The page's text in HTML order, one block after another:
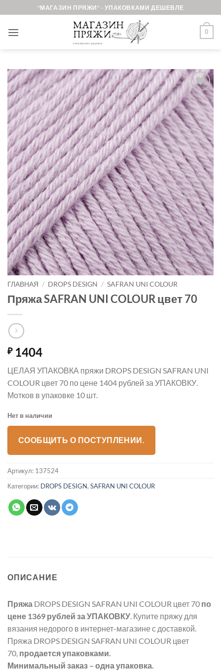
to
content
"МАГАЗИН ПРЯЖИ" - УПАКОВКАМИ ДЕШЕВЛЕ
0
Добавить в
избранное.
ГЛАВНАЯ / DROPS DESIGN / SAFRAN UNI COLOUR
Пряжа SAFRAN UNI COLOUR цвет 70
₽1404
ЦЕЛАЯ УПАКОВКА пряжи DROPS DESIGN SAFRAN UNI
COLOUR цвет 70 по цене 1404 рублей за УПАКОВКУ.
Мотков в упаковке 10 шт.
Нет в наличии
СООБЩИТЬ О ПОСТУПЛЕНИИ.
Артикул: 137524
Категории: DROPS DESIGN, SAFRAN UNI COLOUR
ОПИСАНИЕ
Пряжа DROPS DESIGN SAFRAN UNI COLOUR цвет 70 по
цене 1369 рублей за УПАКОВКУ . Купите пряжу для
вязания недорого в интернет-магазине с доставкой.
Пряжа DROPS DESIGN SAFRAN UNI COLOUR цвет
70, продается упаковками.
Минимальный заказ – одна упаковка.